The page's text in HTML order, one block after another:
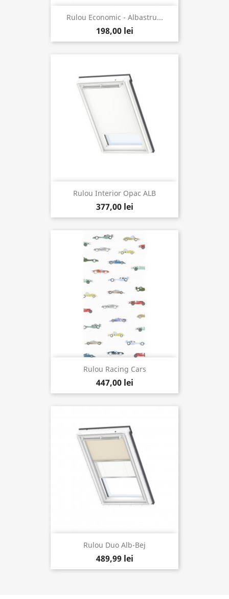
Rulou Economic - Albastru...
198,00 lei
Rulou Interior Opac ALB
377,00 lei
Rulou Racing Cars
447,00 lei
Rulou Duo Alb-Bej
489,99 lei